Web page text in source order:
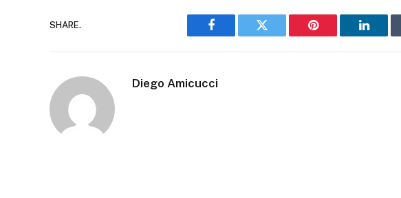
SHARE.
Facebook Twitter Pinterest
Diego Amicucci